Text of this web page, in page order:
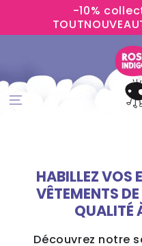
-10%
HABILLEZ VOS
VÊTEMENTS
QUALITÉ
Découvrez notre